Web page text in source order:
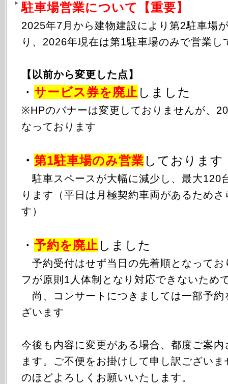
駐車場営業について【重要】
2025年7月から建物建設により第2駐車場
り、2026年現在は第1駐車場のみで営業し
【以前から変更した点】
・ サービス券を廃止 しました
※HPのバナーは変更しておりませんが、
なっております
・ 第1駐車場のみ営業 しております
駐車スペースが大幅に減少し、最大120
ります（平日は月極契約車両があるため
す）
・ 予約を廃止 しました
予約受付はせず当日の先着順となってお
フが原則1人体制となり対応できないため
尚、コンサートにつきましては一部予約
ざいます
今後も内容に変更がある場合、都度ご案
ます。ご不便をお掛けして申し訳ござい
のほどよろしくお願いいたします。